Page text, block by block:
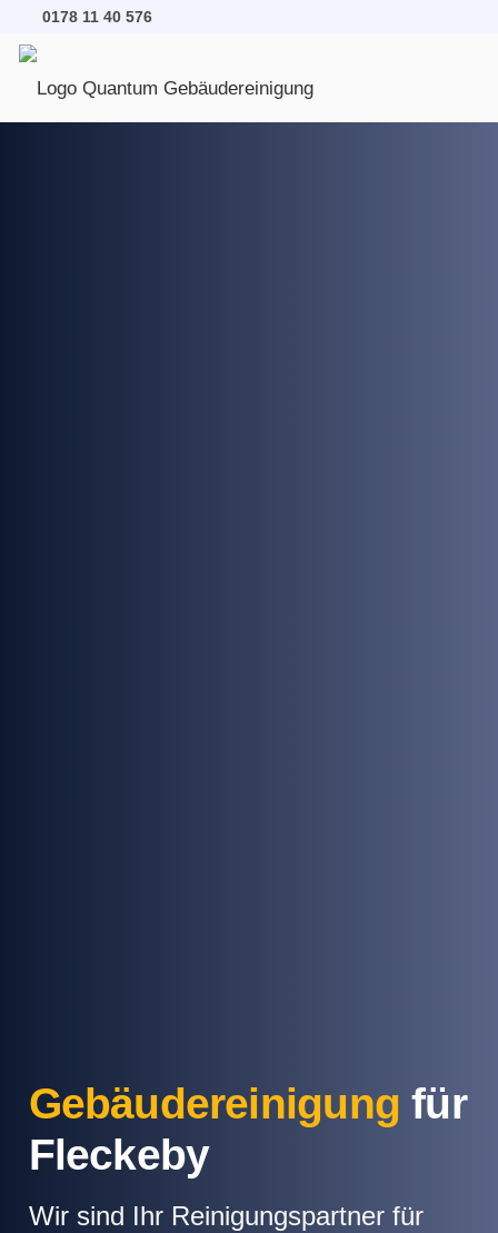
0178 11 40 576
Gebäudereinigung für
Fleckeby
Wir sind Ihr Reinigungspartner für